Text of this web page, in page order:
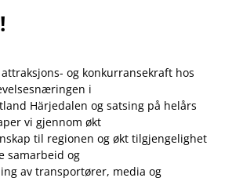
og konkurransekraft hos
i
Härjedalen og satsing på helårs
vi gjennom økt
til regionen og økt tilgjengelighet
samarbeid og
av transportører, media og